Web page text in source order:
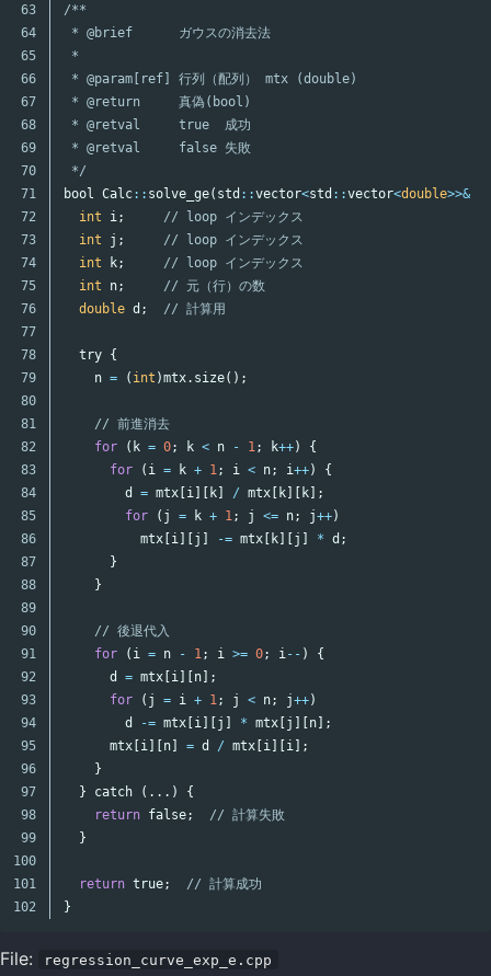
63
64
65
66
67
68
69
70
71
72
73
74
75
76
77
78
79
80
81
82
83
84
85
86
87
88
89
90
91
92
93
94
95
96
97
98
99
100
101
/**
* @brief      ガウスの消去法
*
* @param[ref] 行列（配列） mtx (double)
* @return     真偽(bool)
* @retval     true  成功
* @retval     false 失敗
*/
bool Calc:: solve_ge( std ::vector<std ::vector<double>>&
int
i;
// loop インデックス
int
j ;
// loop インデックス
int
k;
// loop インデックス
int
n;
// 元（行）の数
double d ; // 計算用
try {
n = ( int )mtx. size();
// 前進消去
for
( k = 0; k < n - 1; k++)
{
for
( i = k + 1; i < n; i++)
{
d
= mtx [i][ k] / mtx [ k][ k];
for
( j = k + 1; j <= n; j++)
mtx [i][j ] -= mtx [ k][j ] * d ;
}
}
// 後退代入
for
( i = n - 1; i >= 0; i-- )
{
d
= mtx [i][n];
for
( j = i + 1; j < n; j++)
d
-= mtx [i][j ] * mtx [j ][n];
mtx [i][n] = d / mtx [i][i];
}
}
catch (...)
{
return false;
// 計算失敗
}
return true;
// 計算成功
}
File: regression_curve_exp_e.cpp